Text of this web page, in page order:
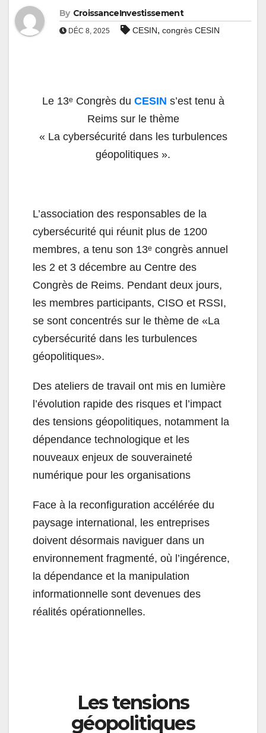
By CroissanceInvestissement
DÉC 8, 2025 CESIN, congrès CESIN
Le 13ᵉ Congrès du CESIN s’est tenu à
Reims sur le thème
« La cybersécurité dans les turbulences
géopolitiques ».
L’association des responsables de la
cybersécurité qui réunit plus de 1200
membres, a tenu son 13ᵉ congrès annuel
les 2 et 3 décembre au Centre des
Congrès de Reims. Pendant deux jours,
les membres participants, CISO et RSSI,
se sont concentrés sur le thème de «La
cybersécurité dans les turbulences
géopolitiques».
Des ateliers de travail ont mis en lumière
l’évolution rapide des risques et l’impact
des tensions géopolitiques, notamment la
dépendance technologique et les
nouveaux enjeux de souveraineté
numérique pour les organisations
Face à la reconfiguration accélérée du
paysage international, les entreprises
doivent désormais naviguer dans un
environnement fragmenté, où l’ingérence,
la dépendance et la manipulation
informationnelle sont devenues des
réalités opérationnelles.
Les tensions
géopolitiques